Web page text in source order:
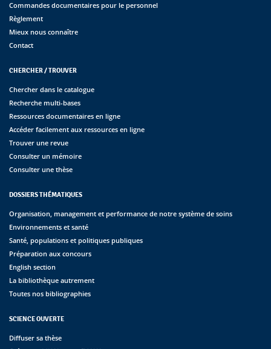
Commandes documentaires pour le personnel
Règlement
Mieux nous connaître
Contact
CHERCHER / TROUVER
Chercher dans le catalogue
Recherche multi-bases
Ressources documentaires en ligne
Accéder facilement aux ressources en ligne
Trouver une revue
Consulter un mémoire
Consulter une thèse
DOSSIERS THÉMATIQUES
Organisation, management et performance de notre système de soins
Environnements et santé
Santé, populations et politiques publiques
Préparation aux concours
English section
La bibliothèque autrement
Toutes nos bibliographies
SCIENCE OUVERTE
Diffuser sa thèse